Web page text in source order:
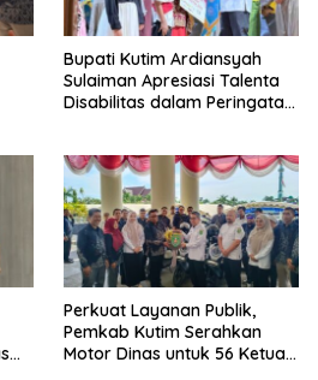
Bupati Kutim Ardiansyah
Sulaiman Apresiasi Talenta
Disabilitas dalam Peringatan
Perkuat Layanan Publik,
Pemkab Kutim Serahkan
Motor Dinas untuk 56 Ketua